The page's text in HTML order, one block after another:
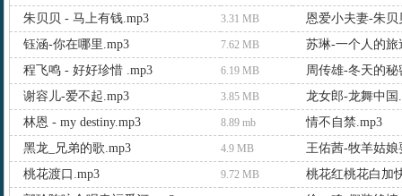
朱贝贝 - 马上有钱.mp3
3.31 MB
恩爱小夫妻-朱贝
钰涵-你在哪里.mp3
7.62 MB
苏琳-一个人的旅
程飞鸣 - 好好珍惜 .mp3
6.19 MB
周传雄-冬天的秘
谢容儿-爱不起.mp3
3.85 MB
龙女郎-龙舞中国
林恩 - my destiny.mp3
8.89 mb
情不自禁.mp3
黑龙_兄弟的歌.mp3
4.9 MB
王佑茜-牧羊姑娘
桃花渡口.mp3
9.72 MB
桃花红桃花白加